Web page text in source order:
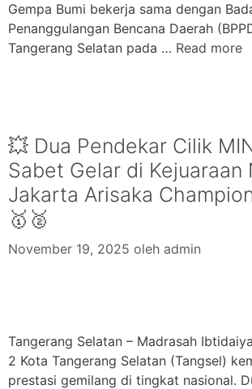
Gempa Bumi bekerja sama dengan
Penanggulangan Bencana Daerah
Tangerang Selatan pada … Read more
💥 Dua Pendekar Cilik
Sabet Gelar di Kejuaraan
Jakarta Arisaka
🥇🥈
November 19, 2025 oleh admin
Tangerang Selatan – Madrasah
2 Kota Tangerang Selatan (Tangsel)
prestasi gemilang di tingkat nasional.